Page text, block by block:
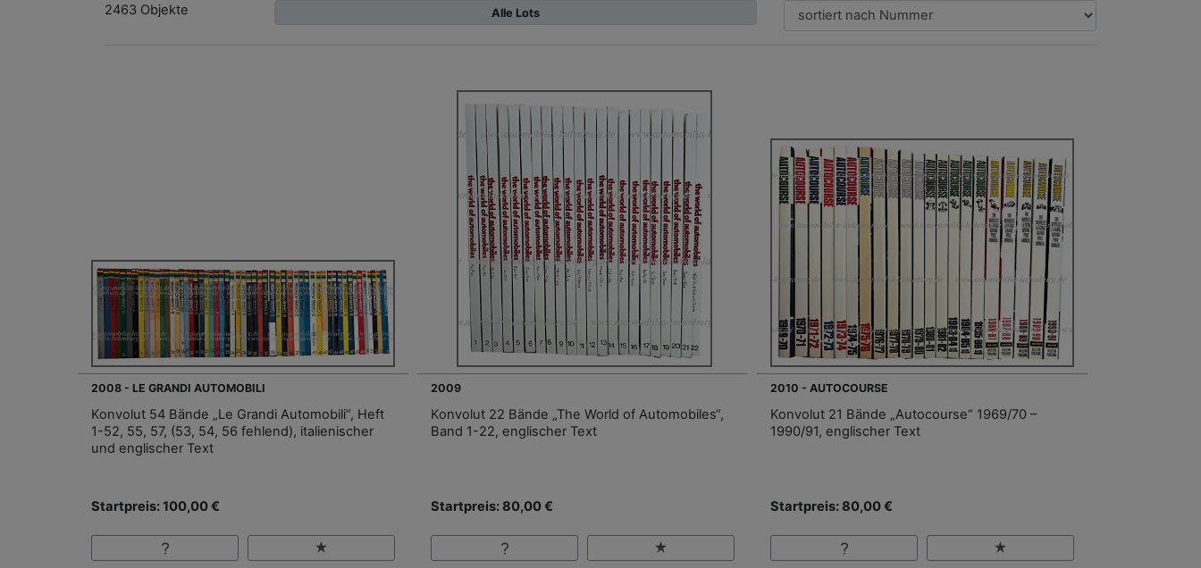
2463 Objekte Alle Lots
2008 - LE GRANDI AUTOMOBILI
Konvolut 54 Bände „Le Grandi Automobili“, Heft
1-52, 55, 57, (53, 54, 56 fehlend), italienischer
und englischer Text
Startpreis: 100,00 €
2009
Konvolut 22 Bände „The World of Automobiles“,
Band 1-22, englischer Text
Startpreis: 80,00 €
2010 - AUTOCOURSE
Konvolut 21 Bände „Autocourse“ 1969/70 –
1990/91, englischer Text
Startpreis: 80,00 €